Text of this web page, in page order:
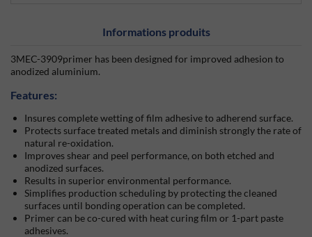
Informations produits
3MEC-3909primer has been designed for improved adhesion to
anodized aluminium.
Features:
Insures complete wetting of film adhesive to adherend surface.
Protects surface treated metals and diminish strongly the rate of
natural re-oxidation.
Improves shear and peel performance, on both etched and
anodized surfaces.
Results in superior environmental performance.
Simplifies production scheduling by protecting the cleaned
surfaces until bonding operation can be completed.
Primer can be co-cured with heat curing film or 1-part paste
adhesives.